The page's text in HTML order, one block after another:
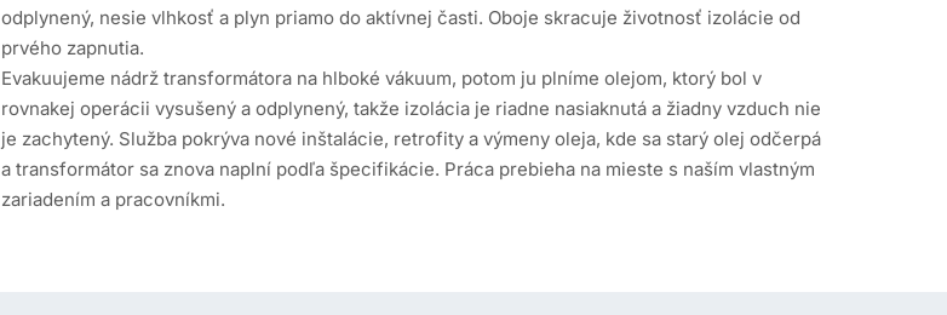
odplynený, nesie vlhkosť a plyn priamo do aktívnej časti. Oboje skracuje životnosť izolácie od
prvého zapnutia.
Evakuujeme nádrž transformátora na hlboké vákuum, potom ju plníme olejom, ktorý bol v
rovnakej operácii vysušený a odplynený, takže izolácia je riadne nasiaknutá a žiadny vzduch nie
je zachytený. Služba pokrýva nové inštalácie, retrofity a výmeny oleja, kde sa starý olej odčerpá
a transformátor sa znova naplní podľa špecifikácie. Práca prebieha na mieste s naším vlastným
zariadením a pracovníkmi.